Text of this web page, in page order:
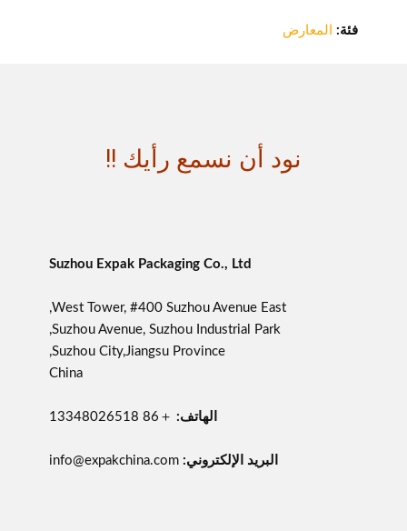
فئة: المعارض
نود أن نسمع رأيك !!
Suzhou Expak Packaging Co., Ltd
West Tower, #400 Suzhou Avenue East,
Suzhou Avenue, Suzhou Industrial Park,
Suzhou City,Jiangsu Province,
China
الهاتف: ＋86 13348026518
البريد الإلكتروني: info@expakchina.com